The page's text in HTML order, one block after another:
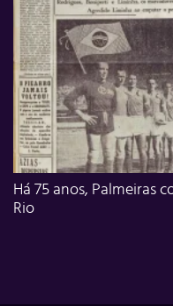
Há 75 anos, Palmeiras
Rio